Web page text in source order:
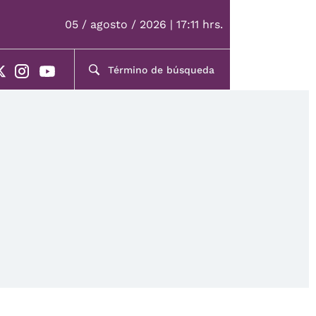
05 / agosto / 2026 | 17:11 hrs.